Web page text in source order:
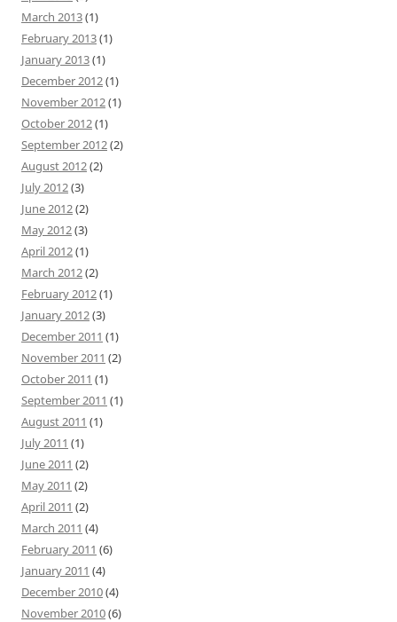
March 2013(1)
February 2013(1)
January 2013(1)
December 2012(1)
November 2012(1)
October 2012(1)
September 2012(2)
August 2012(2)
July 2012(3)
June 2012(2)
May 2012(3)
April 2012(1)
March 2012(2)
February 2012(1)
January 2012(3)
December 2011 (1)
November 2011 (2)
October 2011 (1)
September 2011 (1)
August 2011 (1)
July 2011 (1)
June 2011 (2)
May 2011 (2)
April 2011 (2)
March 2011 (4)
February 2011 (6)
January 2011 (4)
December 2010(4)
November 2010(6)